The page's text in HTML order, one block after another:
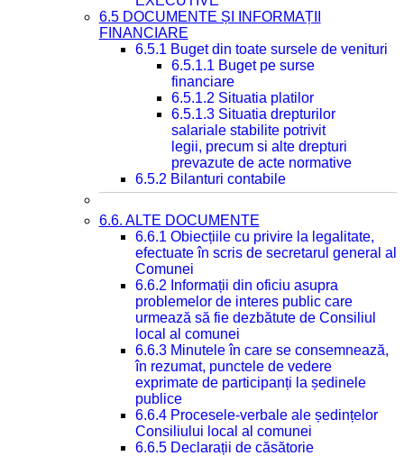
6.5 DOCUMENTE ȘI INFORMAȚII
FINANCIARE
6.5.1 Buget din toate sursele de venituri
6.5.1.1 Buget pe surse
financiare
6.5.1.2 Situatia platilor
6.5.1.3 Situatia drepturilor
salariale stabilite potrivit
legii, precum si alte drepturi
prevazute de acte normative
6.5.2 Bilanturi contabile
6.6. ALTE DOCUMENTE
6.6.1 Obiecțiile cu privire la legalitate,
efectuate în scris de secretarul general al
Comunei
6.6.2 Informații din oficiu asupra
problemelor de interes public care
urmează să fie dezbătute de Consiliul
local al comunei
6.6.3 Minutele în care se consemnează,
în rezumat, punctele de vedere
exprimate de participanți la ședinele
publice
6.6.4 Procesele-verbale ale ședințelor
Consiliului local al comunei
6.6.5 Declarații de căsătorie